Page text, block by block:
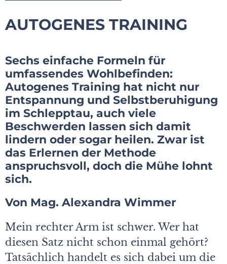
AUTOGENES TRAINING
Sechs einfache Formeln für
umfassendes Wohlbefinden:
Autogenes Training hat nicht nur
Entspannung und Selbstberuhigung
im Schlepptau, auch viele
Beschwerden lassen sich damit
lindern oder sogar heilen. Zwar ist
das Erlernen der Methode
anspruchsvoll, doch die Mühe lohnt
sich.
Von Mag. Alexandra Wimmer
Mein rechter Arm ist schwer. Wer hat
diesen Satz nicht schon einmal gehört?
Tatsächlich handelt es sich dabei um die